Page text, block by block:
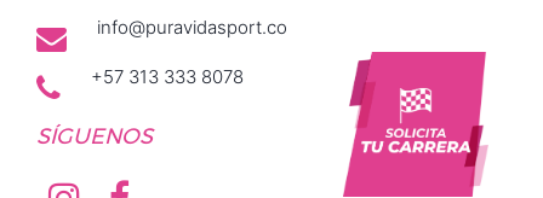
info@puravidasport.co
+57 313 333 8078
SÍGUENOS